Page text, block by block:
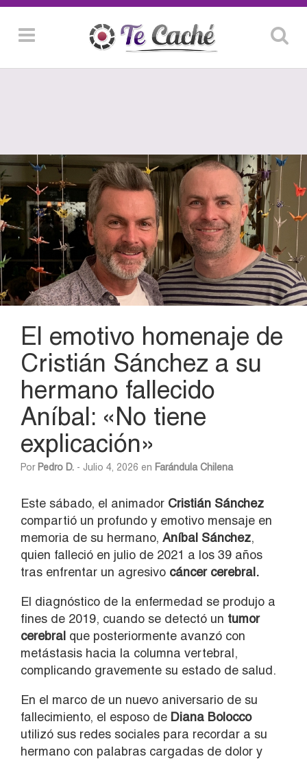
El emotivo homenaje de
Cristián Sánchez a su
hermano fallecido
Aníbal: «No tiene
explicación»
Por Pedro D. - Julio 4, 2026 en Farándula Chilena
Este sábado, el animador Cristián Sánchez
compartió un profundo y emotivo mensaje en
memoria de su hermano, Aníbal Sánchez,
quien falleció en julio de 2021 a los 39 años
tras enfrentar un agresivo cáncer cerebral.
El diagnóstico de la enfermedad se produjo a
fines de 2019, cuando se detectó un tumor
cerebral que posteriormente avanzó con
metástasis hacia la columna vertebral,
complicando gravemente su estado de salud.
En el marco de un nuevo aniversario de su
fallecimiento, el esposo de Diana Bolocco
utilizó sus redes sociales para recordar a su
hermano con palabras cargadas de dolor y